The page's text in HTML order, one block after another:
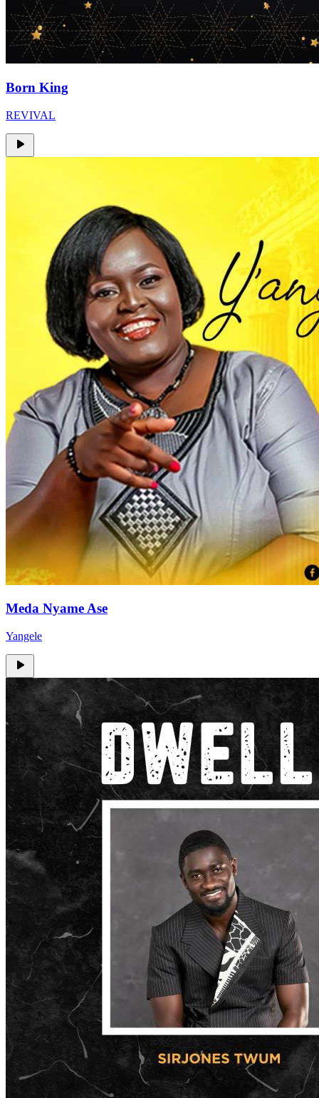
Born King
REVIVAL
Meda Nyame Ase
Yangele